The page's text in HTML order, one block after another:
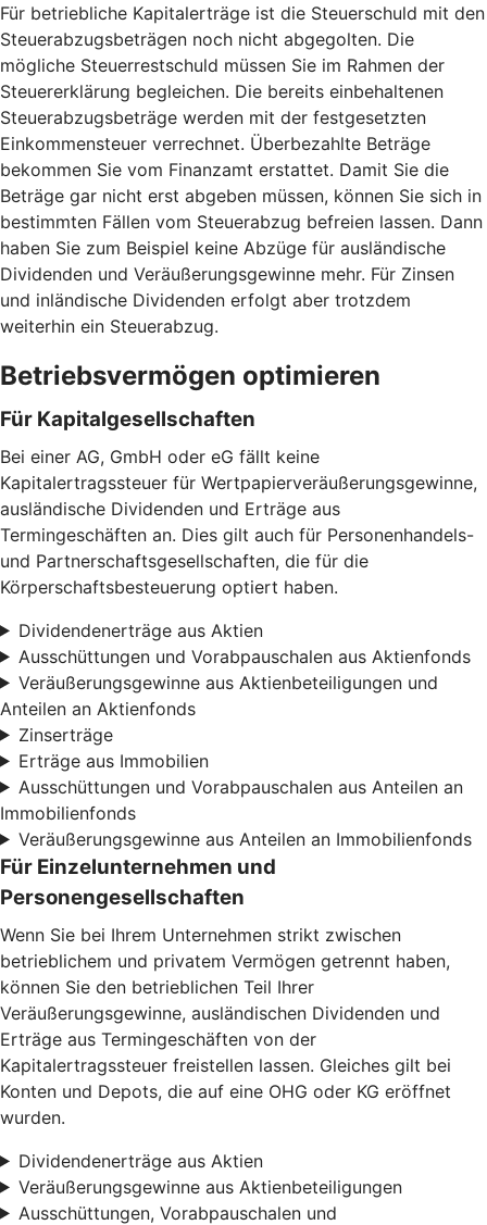
Für betriebliche Kapitalerträge ist die Steuerschuld mit den
Steuerabzugsbeträgen noch nicht abgegolten. Die
mögliche Steuerrestschuld müssen Sie im Rahmen der
Steuererklärung begleichen. Die bereits einbehaltenen
Steuerabzugsbeträge werden mit der festgesetzten
Einkommensteuer verrechnet. Überbezahlte Beträge
bekommen Sie vom Finanzamt erstattet. Damit Sie die
Beträge gar nicht erst abgeben müssen, können Sie sich in
bestimmten Fällen vom Steuerabzug befreien lassen. Dann
haben Sie zum Beispiel keine Abzüge für ausländische
Dividenden und Veräußerungsgewinne mehr. Für Zinsen
und inländische Dividenden erfolgt aber trotzdem
weiterhin ein Steuerabzug.
Betriebsvermögen optimieren
Für Kapitalgesellschaften
Bei einer AG, GmbH oder eG fällt keine
Kapitalertragssteuer für Wertpapierveräußerungsgewinne,
ausländische Dividenden und Erträge aus
Termingeschäften an. Dies gilt auch für Personenhandels-
und Partnerschaftsgesellschaften, die für die
Körperschaftsbesteuerung optiert haben.
Dividendenerträge aus Aktien
Ausschüttungen und Vorabpauschalen aus Aktienfonds
Veräußerungsgewinne aus Aktienbeteiligungen und
Anteilen an Aktienfonds
Zinserträge
Erträge aus Immobilien
Ausschüttungen und Vorabpauschalen aus Anteilen an
Immobilienfonds
Veräußerungsgewinne aus Anteilen an Immobilienfonds
Für Einzelunternehmen und
Personengesellschaften
Wenn Sie bei Ihrem Unternehmen strikt zwischen
betrieblichem und privatem Vermögen getrennt haben,
können Sie den betrieblichen Teil Ihrer
Veräußerungsgewinne, ausländischen Dividenden und
Erträge aus Termingeschäften von der
Kapitalertragssteuer freistellen lassen. Gleiches gilt bei
Konten und Depots, die auf eine OHG oder KG eröffnet
wurden.
Dividendenerträge aus Aktien
Veräußerungsgewinne aus Aktienbeteiligungen
Ausschüttungen, Vorabpauschalen und